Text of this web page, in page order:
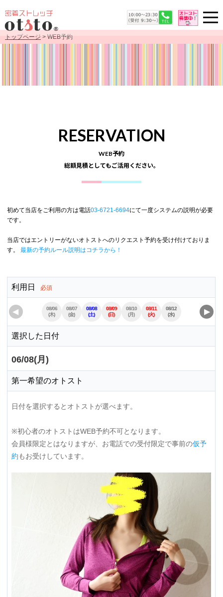
トップページ > WEB予約
RESERVATION
WEB予約
総額見積としてもご活用ください。
初めて当店をご利用の方は電話03-6721-6694にて一度システムの説明が必要
です。
当店ではエントリーがないオトストへのリクエスト予約を受け付けておりま
す。
最新の予約ルール説明はコチラから！
利用日 必須
◀
08/06
(木)
08/07
(金)
08/08
(土)
08/09
(日)
08/10
(月)
08/11
(火)
08/12
(水)
08/14
(金)
▶
選択した日付
06/08(月)
第一希望のオトスト
日付を選択するとオトストが選べます。
※初心者のオトストはWEB予約不可となります。
会員様限定とはなりますが、お電話での受付限定で事前の仮予
約もお受けしています。